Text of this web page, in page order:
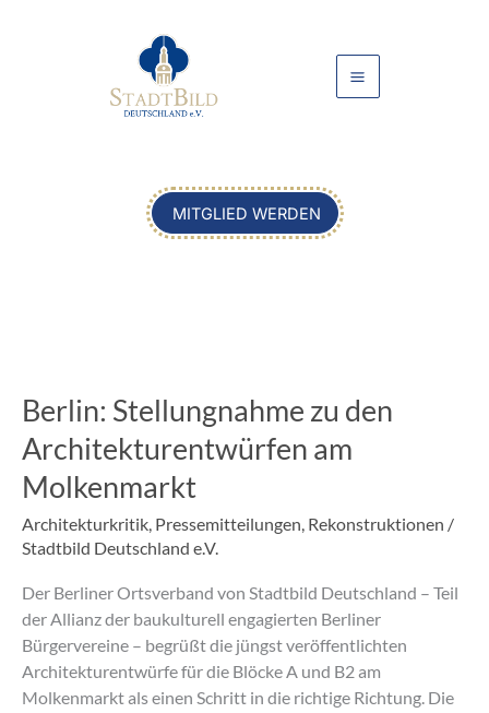
MITGLIED WERDEN
Berlin: Stellungnahme zu den
Architekturentwürfen am
Molkenmarkt
Architekturkritik, Pressemitteilungen, Rekonstruktionen /
Stadtbild Deutschland e.V.
Der Berliner Ortsverband von Stadtbild Deutschland – Teil
der Allianz der baukulturell engagierten Berliner
Bürgervereine – begrüßt die jüngst veröffentlichten
Architekturentwürfe für die Blöcke A und B2 am
Molkenmarkt als einen Schritt in die richtige Richtung. Die
zu
Architekturentwürfen
am